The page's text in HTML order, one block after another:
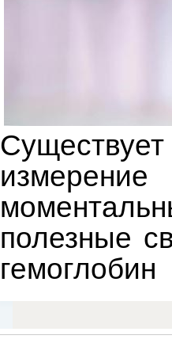
полезные
гемоглобин